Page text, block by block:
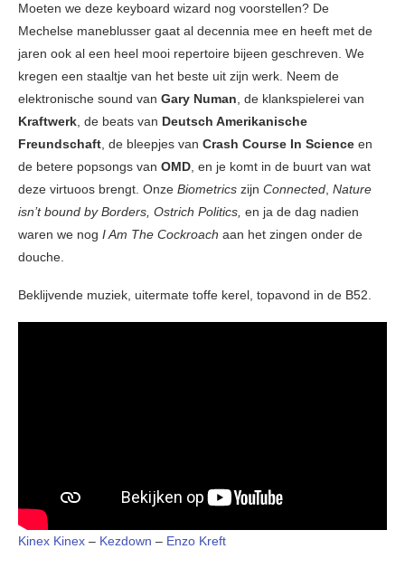
Moeten we deze keyboard wizard nog voorstellen? De
Mechelse maneblusser gaat al decennia mee en heeft met de
jaren ook al een heel mooi repertoire bijeen geschreven. We
kregen een staaltje van het beste uit zijn werk. Neem de
elektronische sound van Gary Numan , de klankspielerei van
Kraftwerk , de beats van Deutsch Amerikanische
Freundschaft , de bleepjes van Crash Course In Science en
de betere popsongs van OMD , en je komt in de buurt van wat
deze virtuoos brengt. Onze Biometrics zijn Connected Nature
isn’t bound by Borders, Ostrich Politics, en ja de dag nadien
waren we nog I Am The Cockroach aan het zingen onder de
douche.
Beklijvende muziek, uitermate toffe kerel, topavond in de B52.
Kinex Kinex – Kezdown – Enzo Kreft